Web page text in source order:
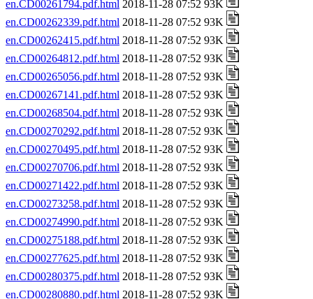
en.CD00261794.pdf.html 2018-11-28 07:52 93K
en.CD00262339.pdf.html 2018-11-28 07:52 93K
en.CD00262415.pdf.html 2018-11-28 07:52 93K
en.CD00264812.pdf.html 2018-11-28 07:52 93K
en.CD00265056.pdf.html 2018-11-28 07:52 93K
en.CD00267141.pdf.html 2018-11-28 07:52 93K
en.CD00268504.pdf.html 2018-11-28 07:52 93K
en.CD00270292.pdf.html 2018-11-28 07:52 93K
en.CD00270495.pdf.html 2018-11-28 07:52 93K
en.CD00270706.pdf.html 2018-11-28 07:52 93K
en.CD00271422.pdf.html 2018-11-28 07:52 93K
en.CD00273258.pdf.html 2018-11-28 07:52 93K
en.CD00274990.pdf.html 2018-11-28 07:52 93K
en.CD00275188.pdf.html 2018-11-28 07:52 93K
en.CD00277625.pdf.html 2018-11-28 07:52 93K
en.CD00280375.pdf.html 2018-11-28 07:52 93K
en.CD00280880.pdf.html 2018-11-28 07:52 93K